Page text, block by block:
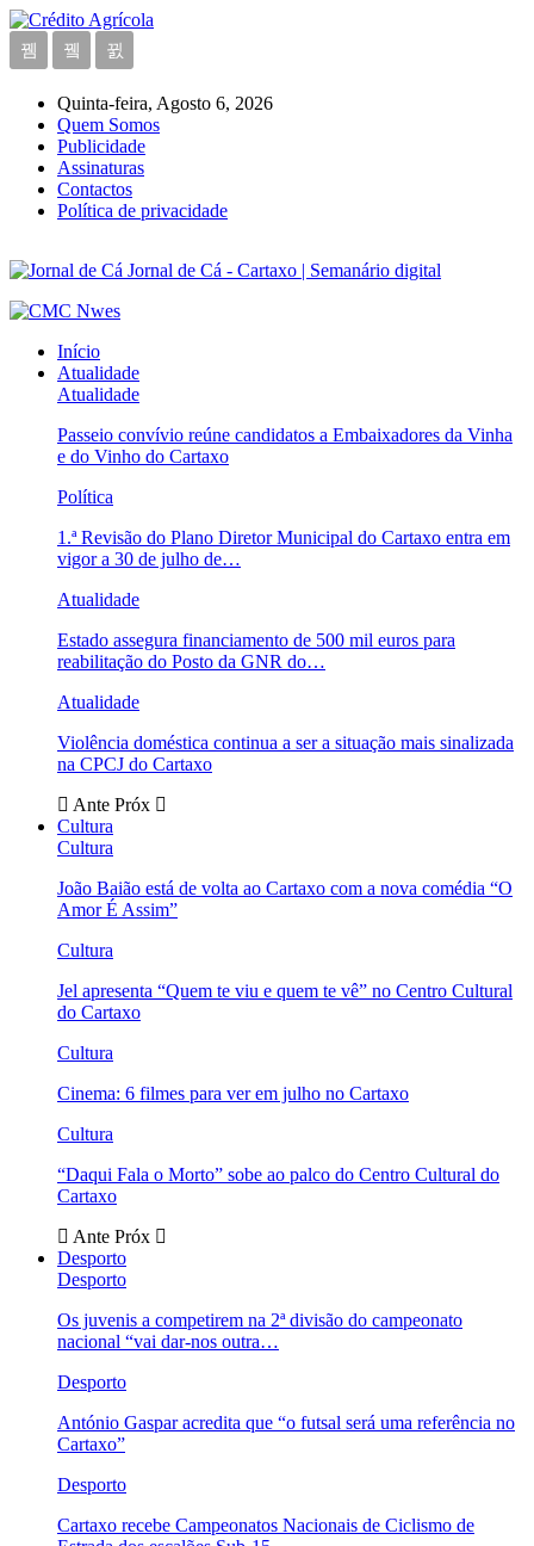
Quinta-feira, Agosto 6, 2026
Quem Somos
Publicidade
Assinaturas
Contactos
Política de privacidade
Jornal de Cá - Cartaxo | Semanário digital
Início
Atualidade
Atualidade
Passeio convívio reúne candidatos a Embaixadores da Vinha
e do Vinho do Cartaxo
Política
1.ª Revisão do Plano Diretor Municipal do Cartaxo entra em
vigor a 30 de julho de…
Atualidade
Estado assegura financiamento de 500 mil euros para
reabilitação do Posto da GNR do…
Atualidade
Violência doméstica continua a ser a situação mais sinalizada
na CPCJ do Cartaxo
Ante Próx
Cultura
Cultura
João Baião está de volta ao Cartaxo com a nova comédia “O
Amor É Assim”
Cultura
Jel apresenta “Quem te viu e quem te vê” no Centro Cultural
do Cartaxo
Cultura
Cinema: 6 filmes para ver em julho no Cartaxo
Cultura
“Daqui Fala o Morto” sobe ao palco do Centro Cultural do
Cartaxo
Ante Próx
Desporto
Desporto
Os juvenis a competirem na 2ª divisão do campeonato
nacional “vai dar-nos outra…
Desporto
António Gaspar acredita que “o futsal será uma referência no
Cartaxo”
Desporto
Cartaxo recebe Campeonatos Nacionais de Ciclismo de